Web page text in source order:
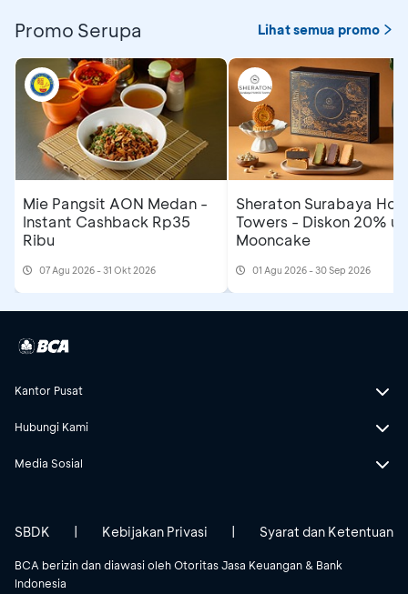
Promo Serupa Lihat semua promo
Mie Pangsit AON Medan -
Instant Cashback Rp35
Ribu
07 Agu 2026 - 31 Okt 2026
Sheraton Surabaya
Towers - Diskon 20%
Mooncake
01 Agu 2026 - 30 Sep 2026
Kantor Pusat
Hubungi Kami
Media Sosial
BCA berizin dan diawasi oleh Otoritas Jasa Keuangan & Bank
Indonesia
SBDK Kebijakan Privasi Syarat dan Ketentuan